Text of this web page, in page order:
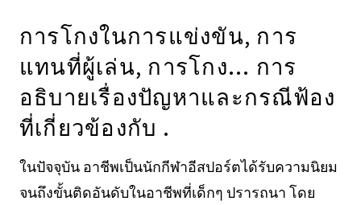
การโกงในการแข่งขัน, การ
แทนที่ผู้เล่น, การโกง... การ
อธิบายเรื่องปัญหาและกรณีฟ้อง
ที่เกี่ยวข้องกับ .
ในปัจจุบัน อาชีพเป็นนักกีฬาอีสปอร์ตได้รับความนิยม
จนถึงขั้นติดอันดับในอาชีพที่เด็กๆ ปรารถนา โดย